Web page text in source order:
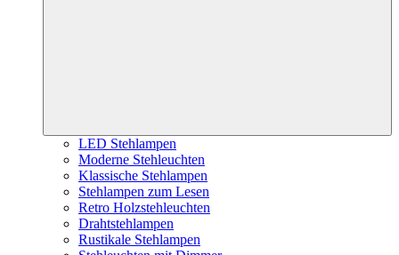
LED Stehlampen
Moderne Stehleuchten
Klassische Stehlampen
Stehlampen zum Lesen
Retro Holzstehleuchten
Drahtstehlampen
Rustikale Stehlampen